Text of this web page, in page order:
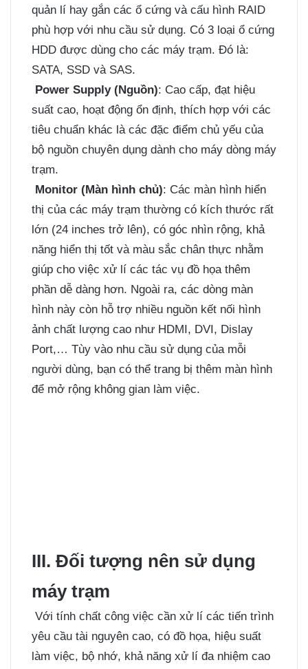
quản lí hay gắn các ổ cứng và cấu hình RAID
phù hợp với nhu cầu sử dụng. Có 3 loại ổ cứng
HDD được dùng cho các máy trạm. Đó là:
SATA, SSD và SAS.
Power Supply (Nguồn): Cao cấp, đạt hiệu
suất cao, hoạt động ổn định, thích hợp với các
tiêu chuẩn khác là các đặc điểm chủ yếu của
bộ nguồn chuyên dụng dành cho máy dòng máy
trạm.
Monitor (Màn hình chủ): Các màn hình hiển
thị của các máy trạm thường có kích thước rất
lớn (24 inches trở lên), có góc nhìn rộng, khả
năng hiển thị tốt và màu sắc chân thực nhằm
giúp cho việc xử lí các tác vụ đồ họa thêm
phần dễ dàng hơn. Ngoài ra, các dòng màn
hình này còn hỗ trợ nhiều nguồn kết nối hình
ảnh chất lượng cao như HDMI, DVI, Dislay
Port,… Tùy vào nhu cầu sử dụng của mỗi
người dùng, bạn có thể trang bị thêm màn hình
để mở rộng không gian làm việc.
III. Đối tượng nên sử dụng
máy trạm
Với tính chất công việc cần xử lí các tiến trình
yêu cầu tài nguyên cao, có đồ họa, hiệu suất
làm việc, bộ nhớ, khả năng xử lí đa nhiệm cao